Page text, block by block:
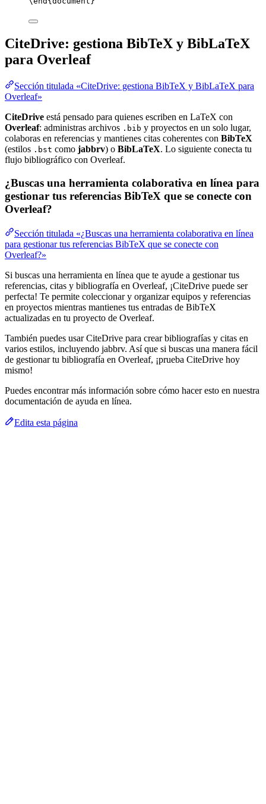
CiteDrive: gestiona BibTeX y BibLaTeX
para Overleaf
Sección titulada «CiteDrive: gestiona BibTeX y BibLaTeX para
Overleaf»
CiteDrive está pensado para quienes escriben en LaTeX con
Overleaf: administras archivos .bib y proyectos en un solo lugar,
colaboras en referencias y mantienes citas coherentes con BibTeX
(estilos .bst como jabbrv) o BibLaTeX. Lo siguiente conecta tu
flujo bibliográfico con Overleaf.
¿Buscas una herramienta colaborativa en línea para
gestionar tus referencias BibTeX que se conecte con
Overleaf?
Sección titulada «¿Buscas una herramienta colaborativa en línea
para gestionar tus referencias BibTeX que se conecte con
Overleaf?»
Si buscas una herramienta en línea que te ayude a gestionar tus
referencias, citas y bibliografía en Overleaf, ¡CiteDrive puede ser
perfecta! Te permite coleccionar y organizar equipos y referencias
en proyectos mientras mantienes tus entradas de BibTeX
actualizadas en tu proyecto de Overleaf.
También puedes usar CiteDrive para crear bibliografías y citas en
varios estilos, incluyendo jabbrv. Así que si buscas una manera fácil
de gestionar tu bibliografía en Overleaf, ¡prueba CiteDrive hoy
mismo!
Puedes encontrar más información sobre cómo hacer esto en nuestra
documentación de ayuda en línea.
Edita esta página